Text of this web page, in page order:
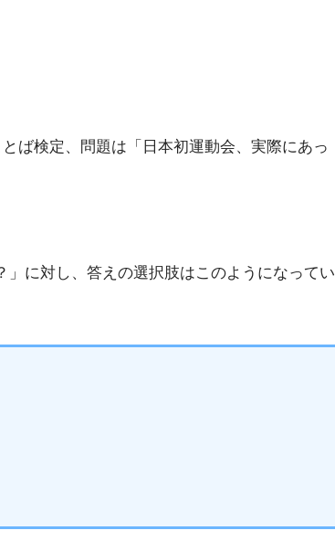
ば検定、問題は「日本初運動会、実際にあっ
に対し、答えの選択肢はこのようになってい